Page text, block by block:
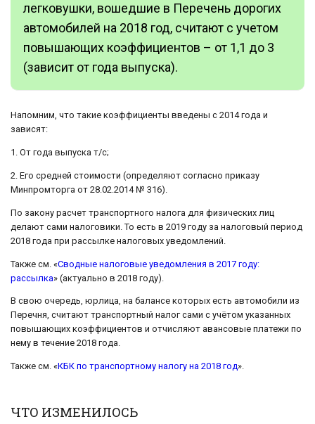
легковушки, вошедшие в Перечень дорогих
автомобилей на 2018 год, считают с учетом
повышающих коэффициентов – от 1,1 до 3
(зависит от года выпуска).
Напомним, что такие коэффициенты введены с 2014 года и
зависят:
1. От года выпуска т/с;
2. Его средней стоимости (определяют согласно приказу
Минпромторга от 28.02.2014 № 316).
По закону расчет транспортного налога для физических лиц
делают сами налоговики. То есть в 2019 году за налоговый период
2018 года при рассылке налоговых уведомлений.
Также см. «Сводные налоговые уведомления в 2017 году:
рассылка» (актуально в 2018 году).
В свою очередь, юрлица, на балансе которых есть автомобили из
Перечня, считают транспортный налог сами с учётом указанных
повышающих коэффициентов и отчисляют авансовые платежи по
нему в течение 2018 года.
Также см. «КБК по транспортному налогу на 2018 год».
ЧТО ИЗМЕНИЛОСЬ